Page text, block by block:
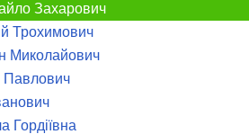
Захарович
Трохимович
Миколайович
Павлович
Гордіївна